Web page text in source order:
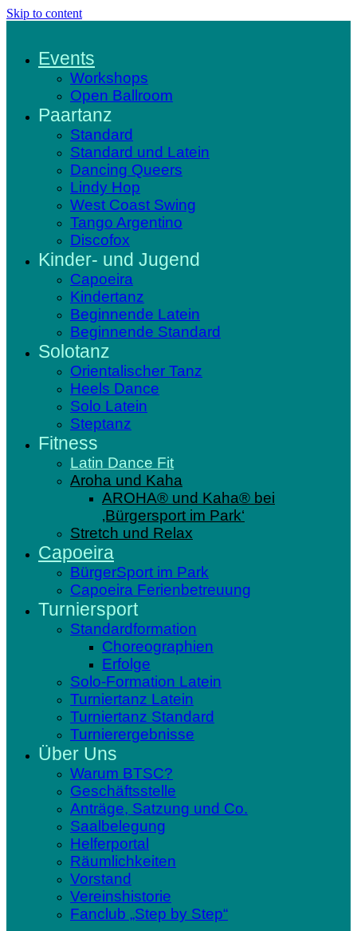
Skip to content
Events
Workshops
Open Ballroom
Paartanz
Standard
Standard und Latein
Dancing Queers
Lindy Hop
West Coast Swing
Tango Argentino
Discofox
Kinder- und Jugend
Capoeira
Kindertanz
Beginnende Latein
Beginnende Standard
Solotanz
Orientalischer Tanz
Heels Dance
Solo Latein
Steptanz
Fitness
Latin Dance Fit
Aroha und Kaha
AROHA® und Kaha® bei
‚Bürgersport im Park‘
Stretch und Relax
Capoeira
BürgerSport im Park
Capoeira Ferienbetreuung
Turniersport
Standardformation
Choreographien
Erfolge
Solo-Formation Latein
Turniertanz Latein
Turniertanz Standard
Turnierergebnisse
Über Uns
Warum BTSC?
Geschäftsstelle
Anträge, Satzung und Co.
Saalbelegung
Helferportal
Räumlichkeiten
Vorstand
Vereinshistorie
Fanclub „Step by Step“